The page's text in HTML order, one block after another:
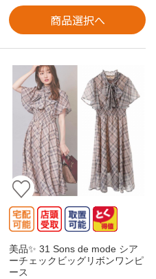
商品選択へ
美品✨ 31 Sons de mode シア
ーチェックビッグリボンワンピ
ース